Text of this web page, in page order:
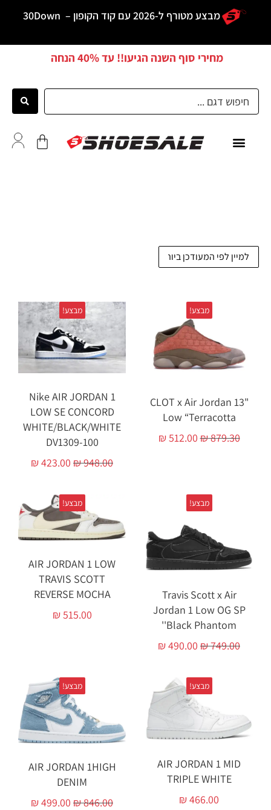
מבצע מטורף ל-2026 עם קוד הקופון – 30Down
מחירי סוף השנה הגיעו!! עד40% הנחה
מבצע!
"CLOT x Air Jordan 13
Low “Terracotta
₪879.30
₪512.00
מבצע!
Nike AIR JORDAN 1
LOW SE CONCORD
WHITE/BLACK/WHITE
DV1309-100
₪948.00
₪423.00
מבצע!
Travis Scott x Air
Jordan 1 Low OG SP
'Black Phantom'
₪749.00
₪490.00
מבצע!
AIR JORDAN 1 LOW
TRAVIS SCOTT
REVERSE MOCHA
₪515.00
מבצע!
AIR JORDAN 1 MID
TRIPLE WHITE
₪466.00
מבצע!
AIR JORDAN 1HIGH
DENIM
₪846.00
₪499.00